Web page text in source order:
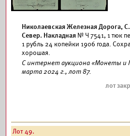
Николаевская Железная Дорога,
Север. Накладная № Ч 7541, 1 тюк
1 рубль 24 копейки 1906 года.
хорошая.
С интернет аукциона «Монеты и
марта 2024 г., лот 87.
Лот 49.